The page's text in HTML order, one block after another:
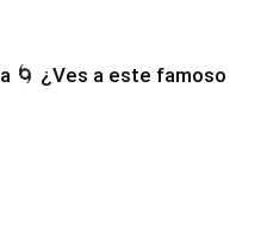
🌀 ¿Ves a este famoso